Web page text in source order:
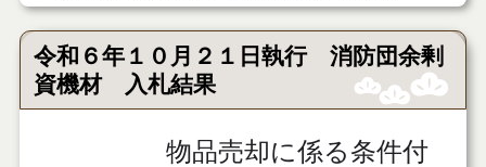
令和６年１０月２１日執行 消防団余剰
資機材 入札結果
物品売却に係る条件付